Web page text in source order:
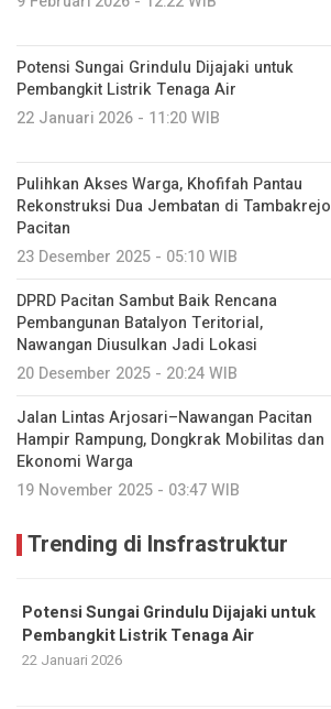
Potensi Sungai Grindulu Dijajaki untuk
Pembangkit Listrik Tenaga Air
22 Januari 2026 - 11:20 WIB
Pulihkan Akses Warga, Khofifah Pantau
Rekonstruksi Dua Jembatan di Tambakrejo
Pacitan
23 Desember 2025 - 05:10 WIB
DPRD Pacitan Sambut Baik Rencana
Pembangunan Batalyon Teritorial,
Nawangan Diusulkan Jadi Lokasi
20 Desember 2025 - 20:24 WIB
Jalan Lintas Arjosari–Nawangan Pacitan
Hampir Rampung, Dongkrak Mobilitas dan
Ekonomi Warga
19 November 2025 - 03:47 WIB
Trending di Insfrastruktur
Potensi Sungai Grindulu Dijajaki untuk
Pembangkit Listrik Tenaga Air
22 Januari 2026